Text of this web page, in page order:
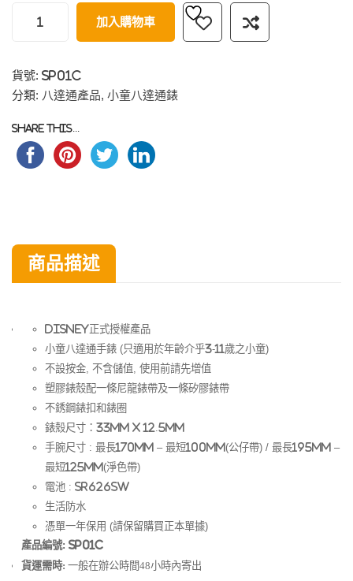
加入購物車
貨號: SP01C
分類: 八達通產品 小童八達通錶
Share this...
商品描述
Disney正式授權產品
小童八達通手錶 (只適用於年齡介乎3-11歲之小童)
不設按金, 不含儲值, 使用前請先增值
塑膠錶殼配一條尼龍錶帶及一條矽膠錶帶
不銹鋼錶扣和錶圈
錶殼尺寸：33mm x 12.5mm
手腕尺寸 : 最長170mm – 最短100mm(公仔帶) / 最長195mm –
最短125mm(淨色帶)
電池 : SR626SW
生活防水
憑單一年保用 (請保留購買正本單據)
產品編號: SP01C
貨運需時: 一般在辦公時間48小時內寄出